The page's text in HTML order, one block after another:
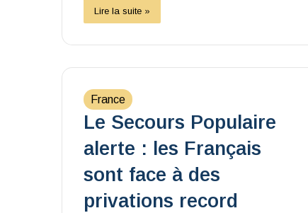
Lire la suite »
France
Le Secours Populaire
alerte : les Français
sont face à des
privations record